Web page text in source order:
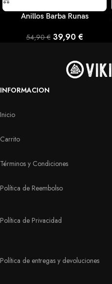
Anillos Barba Runas
54,90€ 39,90 €
INFORMACION
Inicio
Carrito
Términos y Condiciones
Política de Reembolso
Política de Privacidad
Política de entregas y devoluciones